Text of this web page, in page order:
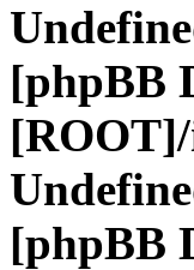
[phpBB
[phpBB